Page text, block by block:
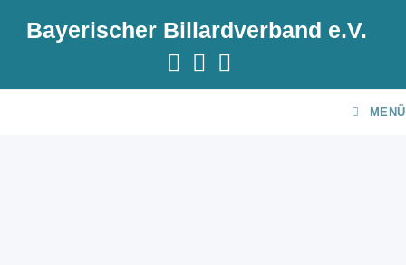
Bayerischer Billardverband e.V.
MENÜ